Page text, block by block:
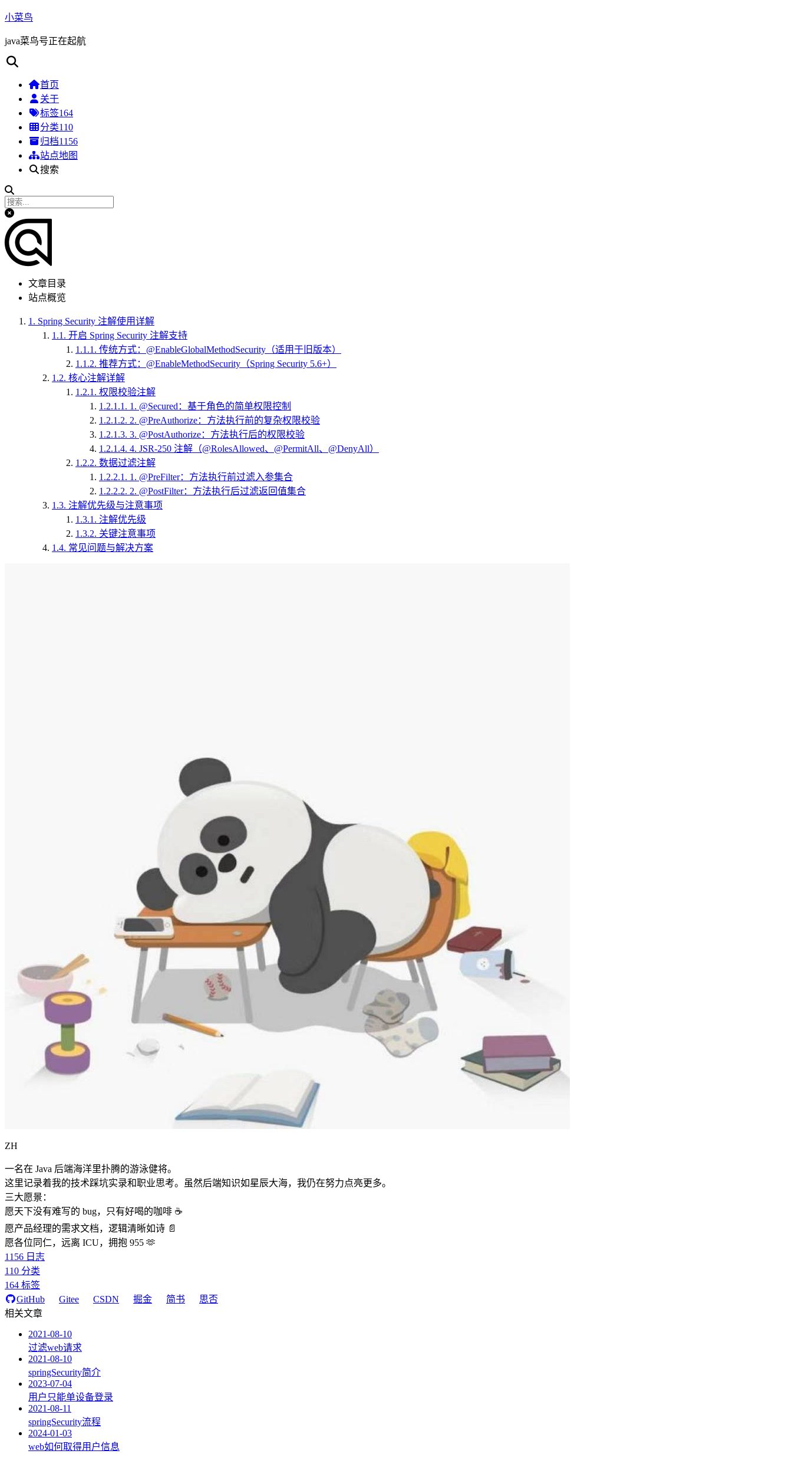
小菜鸟
java菜鸟号正在起航
首页
关于
标签164
分类110
归档1156
站点地图
搜索
文章目录
站点概览
1. Spring Security 注解使用详解
1.1. 开启 Spring Security 注解支持
1.1.1. 传统方式：@EnableGlobalMethodSecurity（适用于旧版本）
1.1.2. 推荐方式：@EnableMethodSecurity（Spring Security 5.6+）
1.2. 核心注解详解
1.2.1. 权限校验注解
1.2.1.1. 1. @Secured：基于角色的简单权限控制
1.2.1.2. 2. @PreAuthorize：方法执行前的复杂权限校验
1.2.1.3. 3. @PostAuthorize：方法执行后的权限校验
1.2.1.4. 4. JSR-250 注解（@RolesAllowed、@PermitAll、@DenyAll）
1.2.2. 数据过滤注解
1.2.2.1. 1. @PreFilter：方法执行前过滤入参集合
1.2.2.2. 2. @PostFilter：方法执行后过滤返回值集合
1.3. 注解优先级与注意事项
1.3.1. 注解优先级
1.3.2. 关键注意事项
1.4. 常见问题与解决方案
ZH
一名在 Java 后端海洋里扑腾的游泳健将。
这里记录着我的技术踩坑实录和职业思考。虽然后端知识如星辰大海，我仍在努力点亮更多。
三大愿景：
愿天下没有难写的 bug，只有好喝的咖啡 ☕️
愿产品经理的需求文档，逻辑清晰如诗 📄
愿各位同仁，远离 ICU，拥抱 955 🫶
1156 日志
110 分类
164 标签
GitHub
Gitee CSDN 掘金 简书
思否
相关文章
2021-08-10
过滤web请求
2021-08-10
springSecurity简介
2023-07-04
用户只能单设备登录
2021-08-11
springSecurity流程
2024-01-03
web如何取得用户信息